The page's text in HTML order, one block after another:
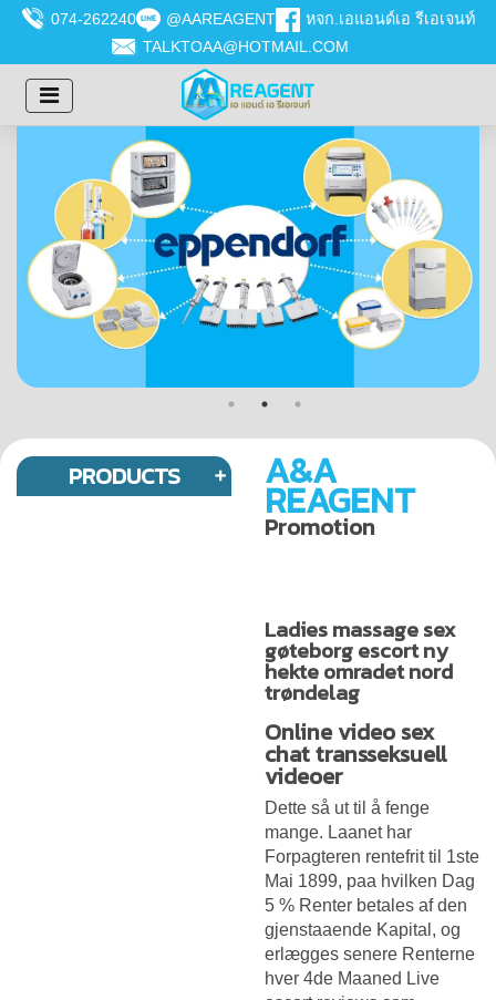
074-262240 @AAREAGENT
หจก.เอแอนด์เอ รีเอเจนท์
TALKTOAA@HOTMAIL.COM
PRODUCTS A&A
REAGENT
Promotion
Ladies massage sex
gøteborg escort ny
hekte omradet nord
trøndelag
Online video sex
chat transseksuell
videoer
Dette så ut til å fenge
mange. Laanet har
Forpagteren rentefrit til 1ste
Mai 1899, paa hvilken Dag
5 % Renter betales af den
gjenstaaende Kapital, og
erlægges senere Renterne
hver 4de Maaned Live